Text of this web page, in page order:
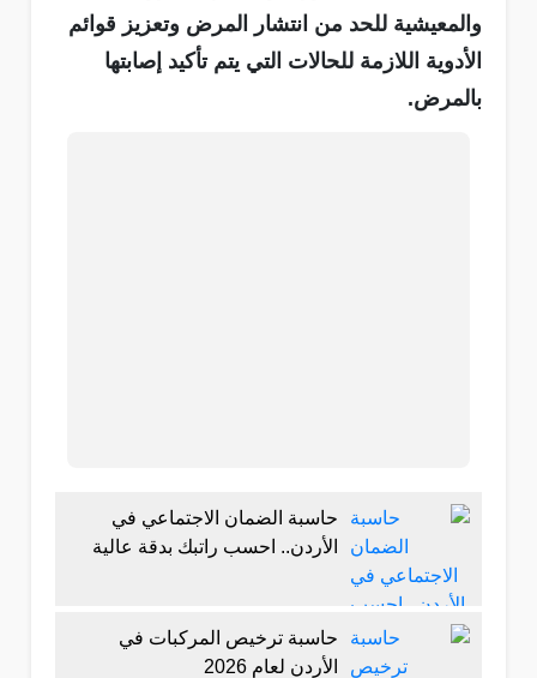
والمعيشية للحد من انتشار المرض وتعزيز قوائم
الأدوية اللازمة للحالات التي يتم تأكيد إصابتها
بالمرض.
حاسبة الضمان الاجتماعي في
الأردن.. احسب راتبك بدقة عالية
حاسبة ترخيص المركبات في
الأردن لعام 2026